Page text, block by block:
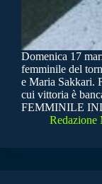
Domenica 17
femminile del
e Maria Sakkari.
cui vittoria è
FEMMINILE
Redazione